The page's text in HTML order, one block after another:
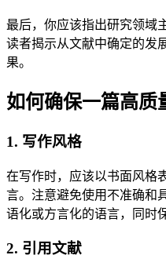
最后，你应该指出研究领域
读者揭示从文献中确定的发
果。
如何确保一篇高质
1. 写作风格
在写作时，应该以书面风格
言。注意避免使用不准确和
语化或方言化的语言，同时
2. 引用文献